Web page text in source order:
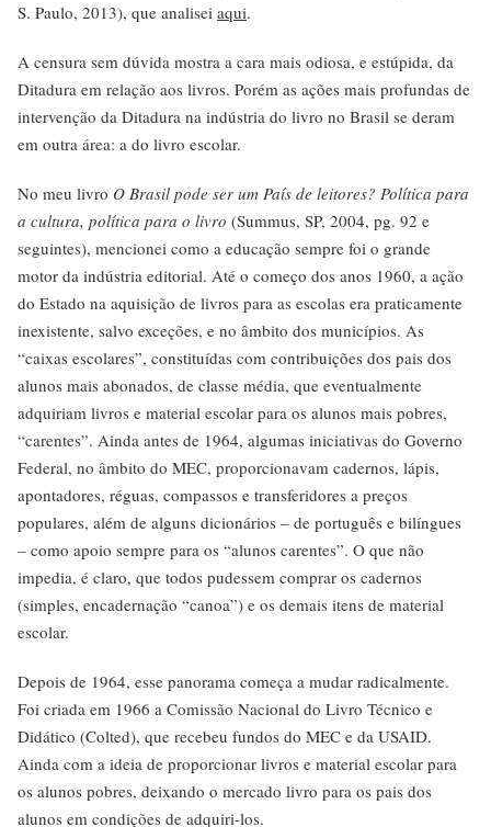
S. Paulo, 2013), que analisei aqui.
A censura sem dúvida mostra a cara mais odiosa, e estúpida, da
Ditadura em relação aos livros. Porém as ações mais profundas de
intervenção da Ditadura na indústria do livro no Brasil se deram
em outra área: a do livro escolar.
No meu livro O Brasil pode ser um País de leitores? Política para
a cultura, política para o livro (Summus, SP, 2004, pg. 92 e
seguintes), mencionei como a educação sempre foi o grande
motor da indústria editorial. Até o começo dos anos 1960, a ação
do Estado na aquisição de livros para as escolas era praticamente
inexistente, salvo exceções, e no âmbito dos municípios. As
“caixas escolares”, constituídas com contribuições dos pais dos
alunos mais abonados, de classe média, que eventualmente
adquiriam livros e material escolar para os alunos mais pobres,
“carentes”. Ainda antes de 1964, algumas iniciativas do Governo
Federal, no âmbito do MEC, proporcionavam cadernos, lápis,
apontadores, réguas, compassos e transferidores a preços
populares, além de alguns dicionários – de português e bilíngues
– como apoio sempre para os “alunos carentes”. O que não
impedia, é claro, que todos pudessem comprar os cadernos
(simples, encadernação “canoa”) e os demais itens de material
escolar.
Depois de 1964, esse panorama começa a mudar radicalmente.
Foi criada em 1966 a Comissão Nacional do Livro Técnico e
Didático (Colted), que recebeu fundos do MEC e da USAID.
Ainda com a ideia de proporcionar livros e material escolar para
os alunos pobres, deixando o mercado livro para os pais dos
alunos em condições de adquiri-los.